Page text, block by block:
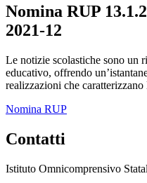
Nomina RUP
2021-12
Le notizie scolastiche sono un
educativo, offrendo
realizzazioni che
Nomina RUP
Contatti
Istituto Omnicomprensivo